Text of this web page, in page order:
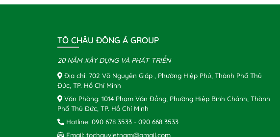
TÔ CHÂU ĐÔNG Á GROUP
20 NĂM XÂY DỰNG VÀ PHÁT TRIỂN
Địa chỉ: 702 Võ Nguyên Giáp , Phường Hiệp Phú, Thành Phố Thủ
Đức, TP. Hồ Chí Minh
Văn Phòng: 1014 Phạm Văn Đồng, Phường Hiệp Bình Chánh, Thành
Phố Thủ Đức, TP. Hồ Chí Minh
Hotline: 090 678 3533 - 090 668 3533
Email: tochauvietnam@gmail.com